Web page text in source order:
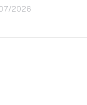
2026